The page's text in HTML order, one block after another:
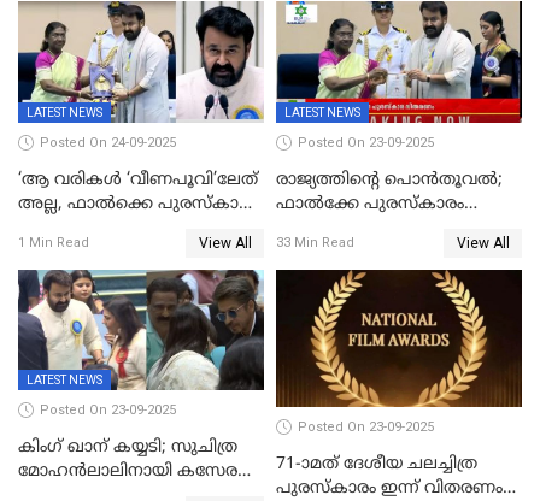
LATEST NEWS
Posted On 24-09-2025
‘ആ വരികള്‍ ‘വീണപൂവി’ലേത്
അല്ല, ഫാൽക്കെ പുരസ്‌കാരം
മോഹന്‍ലാല്‍ ഉദ്ധരിച്ച
വരികളെ ചൊല്ലി
സാമൂഹികമാധ്യമങ്ങളില്‍
ചര്‍ച്ച
1 Min Read View All
LATEST NEWS
Posted On 23-09-2025
രാജ്യത്തിന്റെ പൊൻതൂവൽ;
ഫാൽക്കേ പുരസ്കാരം
സിനിമ ആത്മാവിന്റെ
സ്പന്ദനമെന്ന് ലാൽ;
ഉർവശിക്കും വിജയരാഘവനും
ദേശീയ അവാർഡ്
33 Min Read View All
LATEST NEWS
Posted On 23-09-2025
കിംഗ് ഖാന് കയ്യടി; സുചിത്ര
മോഹൻലാലിനായി കസേര
Posted On 23-09-2025
71-ാമത് ദേശീയ ചലച്ചിത്ര
പുരസ്‌കാരം ഇന്ന് വിതരണം